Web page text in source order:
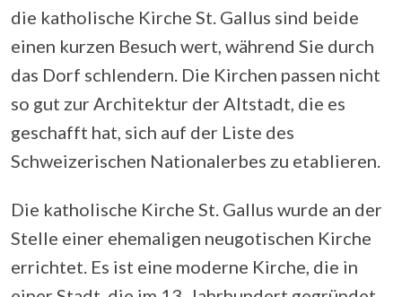
die katholische Kirche St. Gallus sind beide
einen kurzen Besuch wert, während Sie durch
das Dorf schlendern. Die Kirchen passen nicht
so gut zur Architektur der Altstadt, die es
geschafft hat, sich auf der Liste des
Schweizerischen Nationalerbes zu etablieren.
Die katholische Kirche St. Gallus wurde an der
Stelle einer ehemaligen neugotischen Kirche
errichtet. Es ist eine moderne Kirche, die in